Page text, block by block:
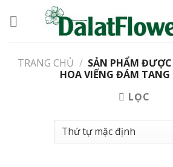
TRANG CHỦ / SẢN PHẨM
HOA VIẾNG ĐÁM TANG
LỌC